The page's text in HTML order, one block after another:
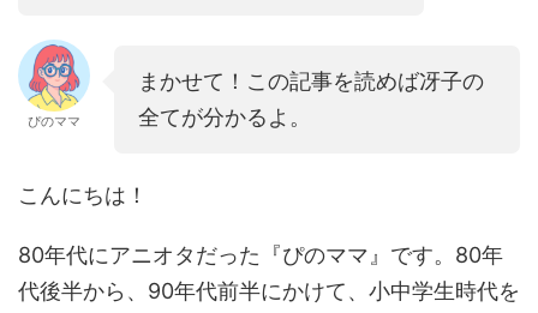
ぴのママ
まかせて！この記事を読めば冴子の
全てが分かるよ。
こんにちは！
80年代にアニオタだった『ぴのママ』です。80年
代後半から、90年代前半にかけて、小中学生時代を